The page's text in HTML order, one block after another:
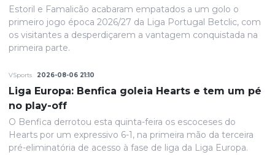
Estoril e Famalicão acabaram empatados a um golo o
primeiro jogo época 2026/27 da Liga Portugal Betclic, com
os visitantes a desperdiçarem a vantagem conquistada na
primeira parte.
VSports 2026-08-06 21:10
Liga Europa: Benfica goleia Hearts e tem um pé
no play-off
O Benfica derrotou esta quinta-feira os escoceses do
Hearts por um expressivo 6-1, na primeira mão da terceira
pré-eliminatória de acesso à fase de liga da Liga Europa.